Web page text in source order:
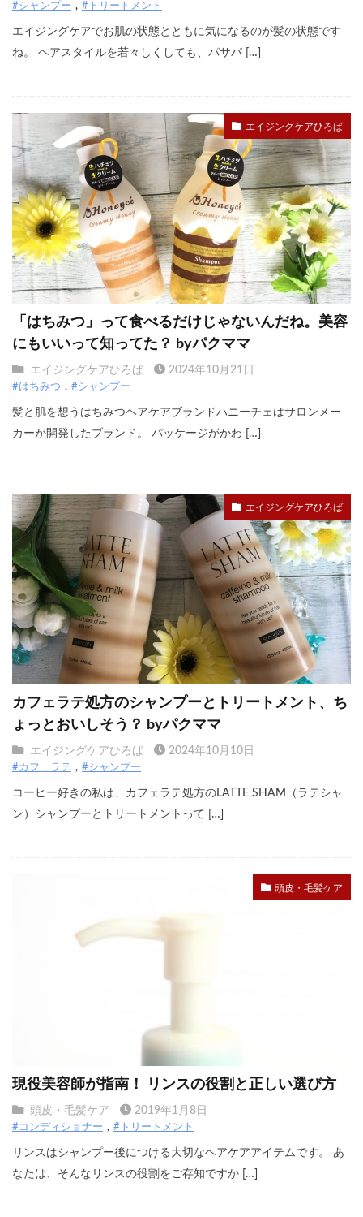
#シャンプー #トリートメント
エイジングケアでお肌の状態とともに気になるのが髪の状態です
ね。 ヘアスタイルを若々しくしても、パサパ […]
エイジングケアひろば
「はちみつ」って食べるだけじゃないんだね。美容
にもいいって知ってた？ byパクママ
エイジングケアひろば 2024年10月21日
#はちみつ #シャンプー
髪と肌を想うはちみつヘアケアブランドハニーチェはサロンメー
カーが開発したブランド。 パッケージがかわ […]
エイジングケアひろば
カフェラテ処方のシャンプーとトリートメント、ち
ょっとおいしそう？ byパクママ
エイジングケアひろば 2024年10月10日
#カフェラテ #シャンプー
コーヒー好きの私は、カフェラテ処方のLATTE SHAM（ラテシャ
ン）シャンプーとトリートメントって […]
頭皮・毛髪ケア
現役美容師が指南！ リンスの役割と正しい選び方
頭皮・毛髪ケア 2019年1月8日
#コンディショナー #トリートメント
リンスはシャンプー後につける大切なヘアケアアイテムです。 あ
なたは、そんなリンスの役割をご存知ですか […]